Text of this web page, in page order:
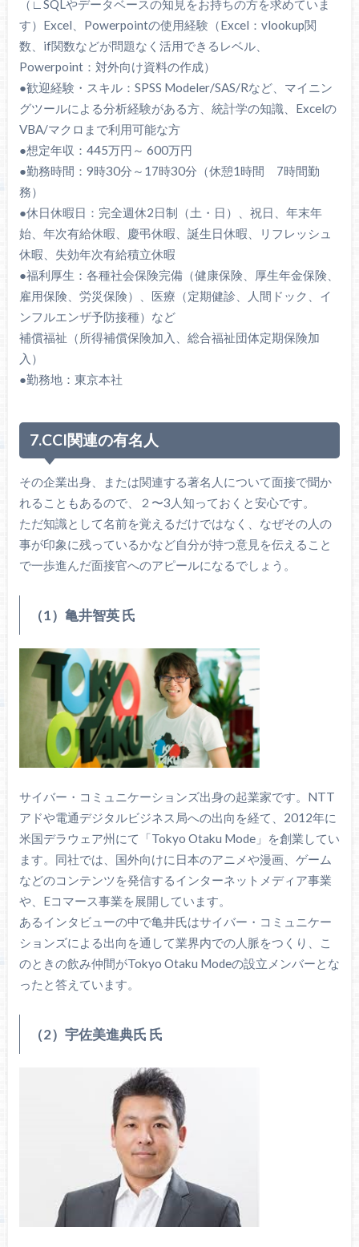
（∟SQLやデータベースの知見をお持ちの方を求めていま
す）Excel、Powerpointの使用経験（Excel：vlookup関
数、if関数などが問題なく活用できるレベル、
Powerpoint：対外向け資料の作成）
●歓迎経験・スキル：SPSS Modeler/SAS/Rなど、マイニン
グツールによる分析経験がある方、統計学の知識、Excelの
VBA/マクロまで利用可能な方
●想定年収：445万円～ 600万円
●勤務時間：9時30分～17時30分（休憩1時間 7時間勤
務）
●休日休暇日：完全週休2日制（土・日）、祝日、年末年
始、年次有給休暇、慶弔休暇、誕生日休暇、リフレッシュ
休暇、失効年次有給積立休暇
●福利厚生：各種社会保険完備（健康保険、厚生年金保険、
雇用保険、労災保険）、医療（定期健診、人間ドック、イ
ンフルエンザ予防接種）など
補償福祉（所得補償保険加入、総合福祉団体定期保険加
入）
●勤務地：東京本社
7.CCI関連の有名人
その企業出身、または関連する著名人について面接で聞か
れることもあるので、２〜3人知っておくと安心です。
ただ知識として名前を覚えるだけではなく、なぜその人の
事が印象に残っているかなど自分が持つ意見を伝えること
で一歩進んだ面接官へのアピールになるでしょう。
（1）亀井智英 氏
サイバー・コミュニケーションズ出身の起業家です。NTT
アドや電通デジタルビジネス局への出向を経て、2012年に
米国デラウェア州にて「Tokyo Otaku Mode」を創業してい
ます。同社では、国外向けに日本のアニメや漫画、ゲーム
などのコンテンツを発信するインターネットメディア事業
や、Eコマース事業を展開しています。
あるインタビューの中で亀井氏はサイバー・コミュニケー
ションズによる出向を通して業界内での人脈をつくり、こ
のときの飲み仲間がTokyo Otaku Modeの設立メンバーとな
ったと答えています。
（2）宇佐美進典氏 氏